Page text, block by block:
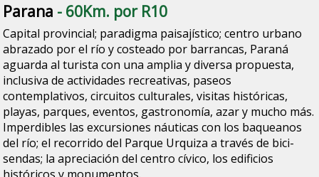
Parana - 60Km. por R10
Capital provincial; paradigma paisajístico; centro urbano
abrazado por el río y costeado por barrancas, Paraná
aguarda al turista con una amplia y diversa propuesta,
inclusiva de actividades recreativas, paseos
contemplativos, circuitos culturales, visitas históricas,
playas, parques, eventos, gastronomía, azar y mucho más.
Imperdibles las excursiones náuticas con los baqueanos
del río; el recorrido del Parque Urquiza a través de bici-
sendas; la apreciación del centro cívico, los edificios